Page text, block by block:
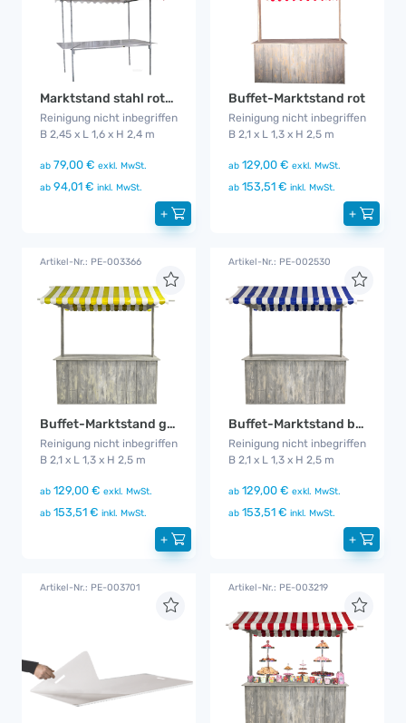
Marktstand stahl rot-weiß
Reinigung nicht inbegriffen
B 2,45 x L 1,6 x H 2,4 m
ab 79,00 € exkl. MwSt.
ab 94,01 € inkl. MwSt.
+
Buffet-Marktstand rot
Reinigung nicht inbegriffen
B 2,1 x L 1,3 x H 2,5 m
ab 129,00 € exkl. MwSt.
ab 153,51 € inkl. MwSt.
+
Artikel-Nr.: PE-003366
Buffet-Marktstand gelb
Reinigung nicht inbegriffen
B 2,1 x L 1,3 x H 2,5 m
ab 129,00 € exkl. MwSt.
ab 153,51 € inkl. MwSt.
+
Artikel-Nr.: PE-002530
Buffet-Marktstand blau
Reinigung nicht inbegriffen
B 2,1 x L 1,3 x H 2,5 m
ab 129,00 € exkl. MwSt.
ab 153,51 € inkl. MwSt.
+
Artikel-Nr.: PE-003701 Artikel-Nr.: PE-003219